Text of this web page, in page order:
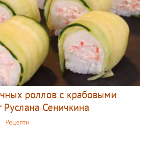
роллов с крабовыми
Руслана Сеничкина
Рецепти